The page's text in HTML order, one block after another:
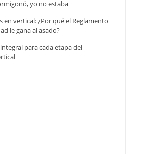
yo no estaba
en vertical: ¿Por qué el Reglamento
le gana al asado?
para cada etapa del